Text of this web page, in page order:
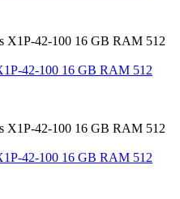
42-100 16 GB RAM 512
42-100 16 GB RAM 512